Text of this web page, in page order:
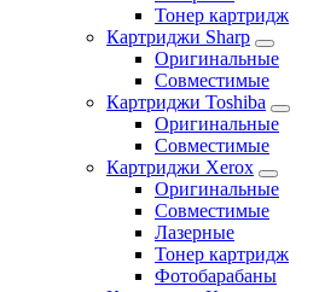
Тонер картридж
Картриджи Sharp
Оригинальные
Совместимые
Картриджи Toshiba
Оригинальные
Совместимые
Картриджи Xerox
Оригинальные
Совместимые
Лазерные
Тонер картридж
Фотобарабаны